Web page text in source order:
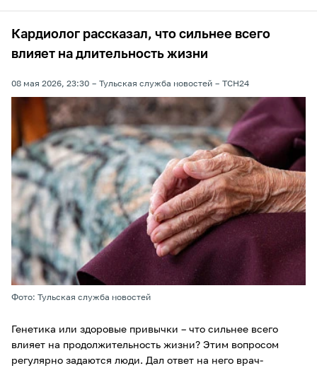
Кардиолог рассказал, что сильнее всего
влияет на длительность жизни
08 мая 2026, 23:30 Тульская служба новостей ТСН24
Фото: Тульская служба новостей
Генетика или здоровые привычки – что сильнее всего
влияет на продолжительность жизни? Этим вопросом
регулярно задаются люди. Дал ответ на него врач-